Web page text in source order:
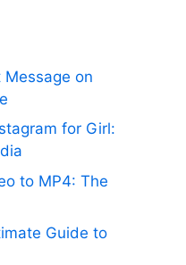
Message on
for Girl:
to MP4: The
Guide to